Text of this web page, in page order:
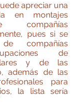
apreciar una
en montajes
compañías
pues si se
compañías
de
y de las
además de las
para
la lista sería